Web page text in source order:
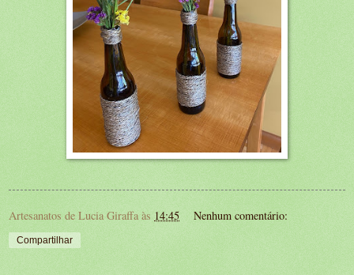
Artesanatos de Lucia Giraffa às 14:45 Nenhum comentário:
Compartilhar